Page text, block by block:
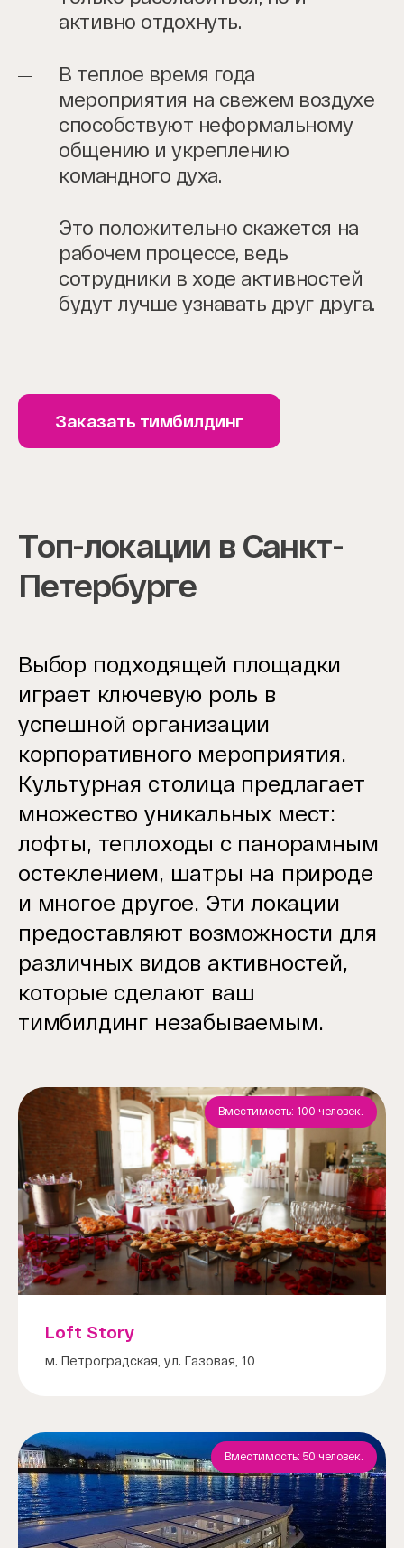
активно отдохнуть.
В теплое время года
мероприятия на свежем воздухе
способствуют неформальному
общению и укреплению
командного духа.
Это положительно скажется на
рабочем процессе, ведь
сотрудники в ходе активностей
будут лучше узнавать друг друга.
Заказать тимбилдинг
Топ-локации в Санкт-
Петербурге
Выбор подходящей площадки
играет ключевую роль в
успешной организации
корпоративного мероприятия.
Культурная столица предлагает
множество уникальных мест:
лофты, теплоходы с панорамным
остеклением, шатры на природе
и многое другое. Эти локации
предоставляют возможности для
различных видов активностей,
которые сделают ваш
тимбилдинг незабываемым.
Вместимость: 100 человек.
Loft Story
м. Петроградская, ул. Газовая, 10
Вместимость: 50 человек.